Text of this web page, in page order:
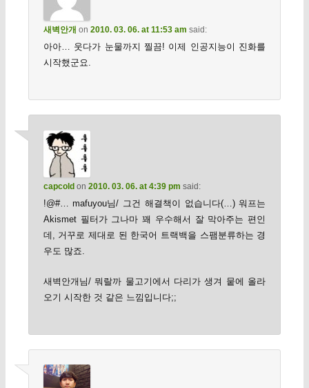
새벽안개 on 2010. 03. 06. at 11:53 am said:
아아… 웃다가 눈물까지 찔끔! 이제 인공지능이 진화를
시작했군요.
capcoldon 2010. 03. 06. at 4:39 pm said:
!@#… mafuyou님/ 그건 해결책이 없습니다(…) 워프는
Akismet 필터가 그나마 꽤 우수해서 잘 막아주는 편인
데, 거꾸로 제대로 된 한국어 트랙백을 스팸분류하는 경
우도 많죠.
새벽안개님/ 뭐랄까 물고기에서 다리가 생겨 뭍에 올라
오기 시작한 것 같은 느낌입니다;;